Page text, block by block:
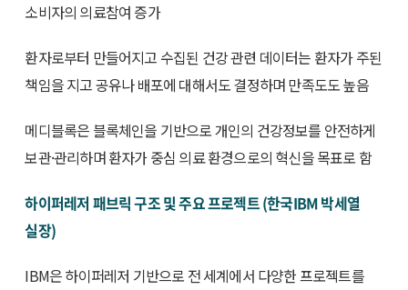
소비자의 의료참여 증가
환자로부터 만들어지고 수집된 건강 관련 데이터는 환자가 주된
책임을 지고 공유나 배포에 대해서도 결정하며 만족도도 높음
메디블록은 블록체인을 기반으로 개인의 건강정보를 안전하게
보관·관리하며 환자가 중심 의료 환경으로의 혁신을 목표로 함
하이퍼레저 패브릭 구조 및 주요 프로젝트 (한국IBM 박세열
실장)
IBM은 하이퍼레저 기반으로 전 세계에서 다양한 프로젝트를